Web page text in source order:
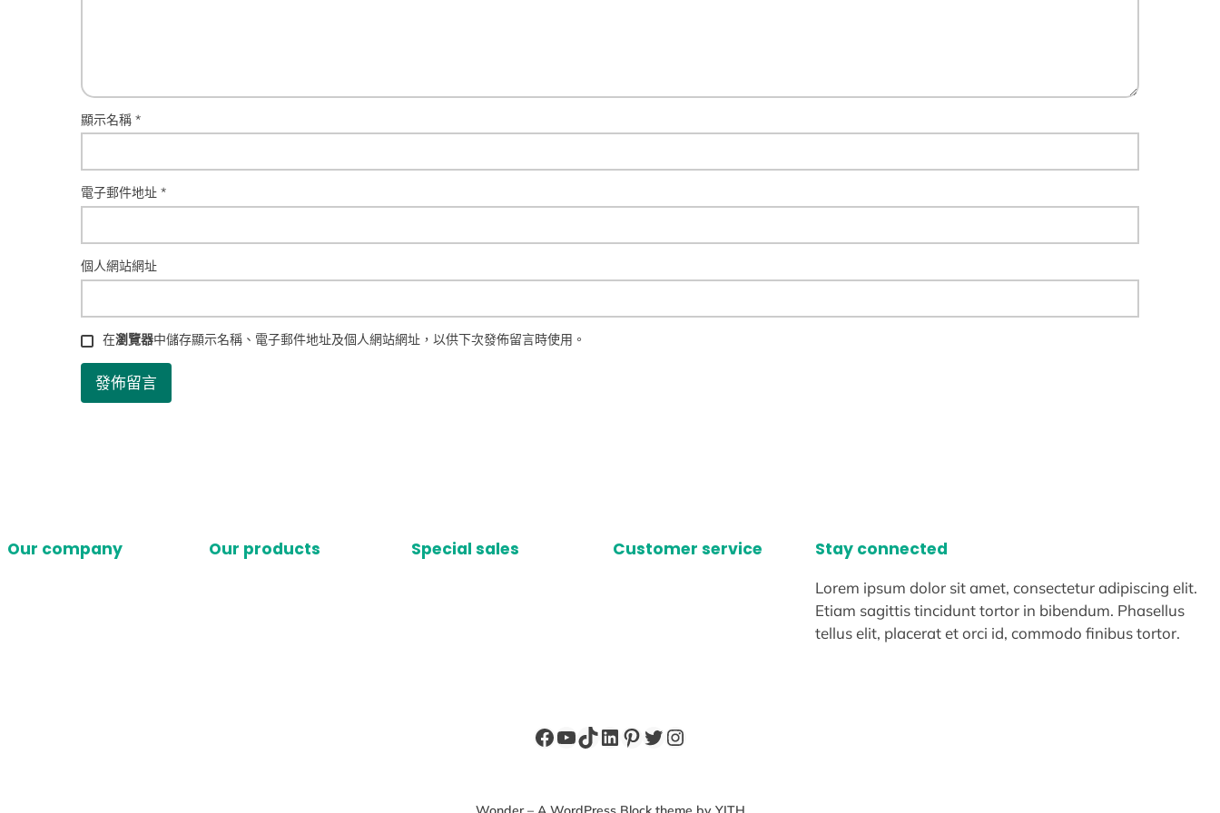
顯示名稱 *
電子郵件地址 *
個人網站網址
在瀏覽器中儲存顯示名稱、電子郵件地址及個人網站網址，以供下次發佈留言時使用。
Our company Our products Special sales Customer service Stay connected
Lorem ipsum dolor sit amet, consectetur adipiscing elit.
Etiam sagittis tincidunt tortor in bibendum. Phasellus
tellus elit, placerat et orci id, commodo finibus tortor.
Facebook
YouTube
TikTok
LinkedIn
Pinterest
X Instagram